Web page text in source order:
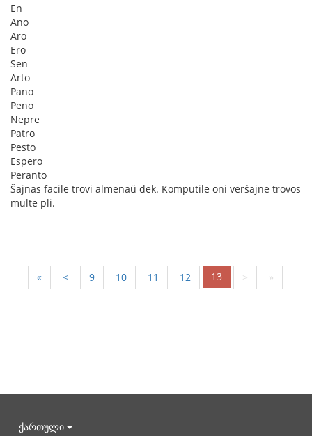
En
Ano
Aro
Ero
Sen
Arto
Pano
Peno
Nepre
Patro
Pesto
Espero
Peranto
Ŝajnas facile trovi almenaŭ dek. Komputile oni verŝajne trovos
multe pli.
« < 9 10 11 12 13 > »
ქართული